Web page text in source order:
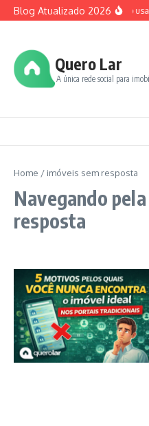
Ir para o conteúdo
Blog Atualizado 2026 Como
Quero Lar
A única rede social para
Home / imóveis sem resposta
Navegando
resposta